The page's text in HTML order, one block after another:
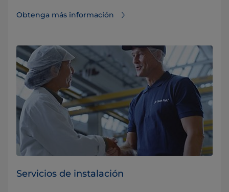
Obtenga más información
Servicios de instalación